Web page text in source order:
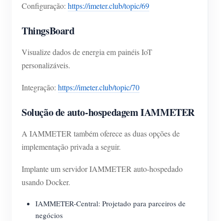
Configuração: https://imeter.club/topic/69
ThingsBoard
Visualize dados de energia em painéis IoT
personalizáveis.
Integração: https://imeter.club/topic/70
Solução de auto-hospedagem IAMMETER
A IAMMETER também oferece as duas opções de
implementação privada a seguir.
Implante um servidor IAMMETER auto-hospedado
usando Docker.
IAMMETER-Central: Projetado para parceiros de
negócios